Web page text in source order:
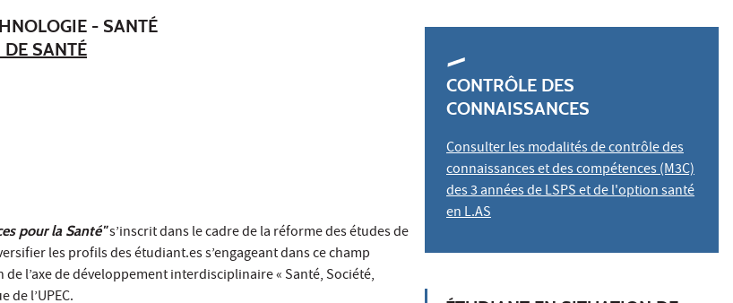
- SANTÉ
DE SANTÉ
pour la Santé"s’inscrit dans le cadre de la réforme des études de
les profils des étudiant.es s’engageant dans ce champ
de l’axe de développement interdisciplinaire « Santé, Société,
l’UPEC.
CONTRÔLE DES
CONNAISSANCES
Consulter les modalités de contrôle des
connaissances et des compétences (M3C)
des 3 années de LSPS et de l'option santé
en L.AS